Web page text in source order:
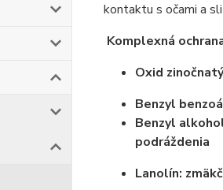
kontaktu s očami a
Komplexná
Oxid
Benzyl
Benzyl
podráždenia
Lanolín: